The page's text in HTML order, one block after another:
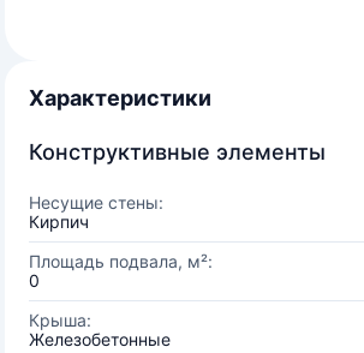
Характеристики
Конструктивные элементы
Несущие стены:
Кирпич
Площадь подвала, м²:
0
Крыша:
Железобетонные